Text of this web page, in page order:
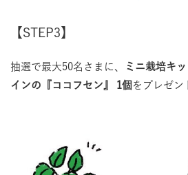
【STEP3】
抽選で最大50名さまに、 ミニ栽培キ
インの『ココフセン』 1個 をプレゼン